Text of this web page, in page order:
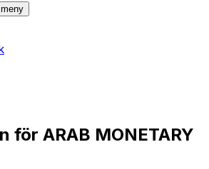
för ARAB MONETARY